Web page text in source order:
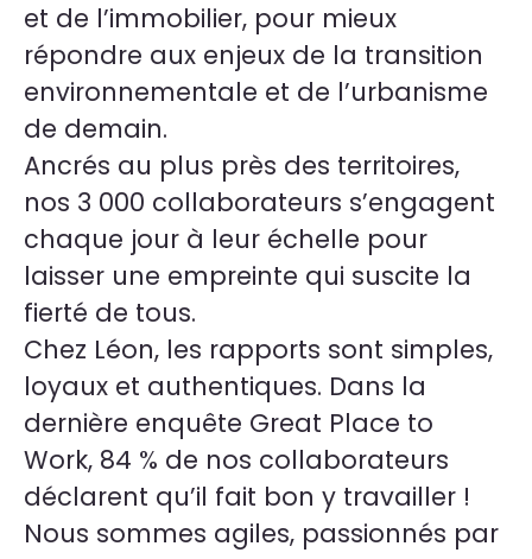
et de l’immobilier, pour mieux
répondre aux enjeux de la transition
environnementale et de l’urbanisme
de demain.
Ancrés au plus près des territoires,
nos 3 000 collaborateurs s’engagent
chaque jour à leur échelle pour
laisser une empreinte qui suscite la
fierté de tous.
Chez Léon, les rapports sont simples,
loyaux et authentiques. Dans la
dernière enquête Great Place to
Work, 84 % de nos collaborateurs
déclarent qu’il fait bon y travailler !
Nous sommes agiles, passionnés par